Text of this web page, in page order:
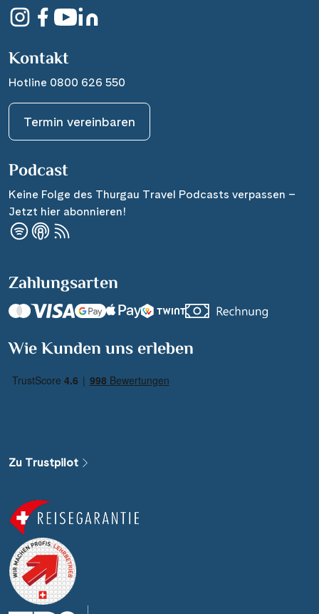
Kontakt
Hotline 0800 626 550
Termin vereinbaren
Podcast
Keine Folge des Thurgau Travel Podcasts verpassen –
Jetzt hier abonnieren!
Zahlungsarten
Wie Kunden uns erleben
Zu Trustpilot